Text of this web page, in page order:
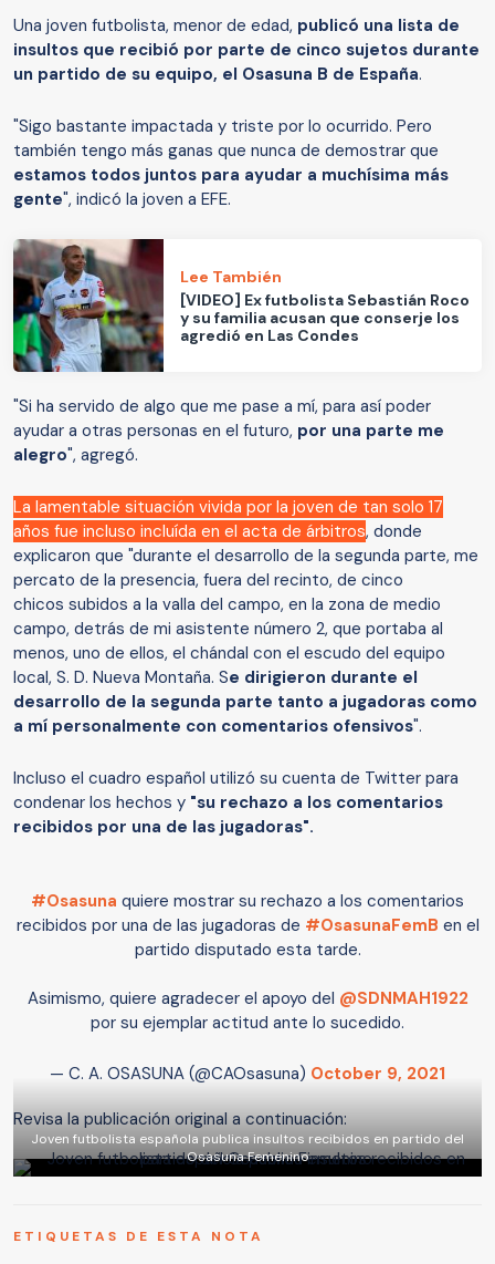
Una joven futbolista, menor de edad, publicó una lista de
insultos que recibió por parte de cinco sujetos durante
un partido de su equipo, el Osasuna B de España.
"Sigo bastante impactada y triste por lo ocurrido. Pero
también tengo más ganas que nunca de demostrar que
estamos todos juntos para ayudar a muchísima más
gente", indicó la joven a EFE.
Lee También
[VIDEO] Ex futbolista Sebastián Roco
y su familia acusan que conserje los
agredió en Las Condes
"Si ha servido de algo que me pase a mí, para así poder
ayudar a otras personas en el futuro, por una parte me
alegro", agregó.
La lamentable situación vivida por la joven de tan solo 17
años fue incluso incluída en el acta de árbitros, donde
explicaron que "durante el desarrollo de la segunda parte, me
percato de la presencia, fuera del recinto, de cinco
chicos subidos a la valla del campo, en la zona de medio
campo, detrás de mi asistente número 2, que portaba al
menos, uno de ellos, el chándal con el escudo del equipo
local, S. D. Nueva Montaña. Se dirigieron durante el
desarrollo de la segunda parte tanto a jugadoras como
a mí personalmente con comentarios ofensivos".
Incluso el cuadro español utilizó su cuenta de Twitter para
condenar los hechos y "su rechazo a los comentarios
recibidos por una de las jugadoras".
#Osasuna quiere mostrar su rechazo a los comentarios
recibidos por una de las jugadoras de #OsasunaFemB en el
partido disputado esta tarde.
Asimismo, quiere agradecer el apoyo del @SDNMAH1922
por su ejemplar actitud ante lo sucedido.
— C. A. OSASUNA (@CAOsasuna) October 9, 2021
Revisa la publicación original a continuación:
Joven futbolista española publica insultos recibidos en partido del
Osasuna Femenino
ETIQUETAS DE ESTA NOTA